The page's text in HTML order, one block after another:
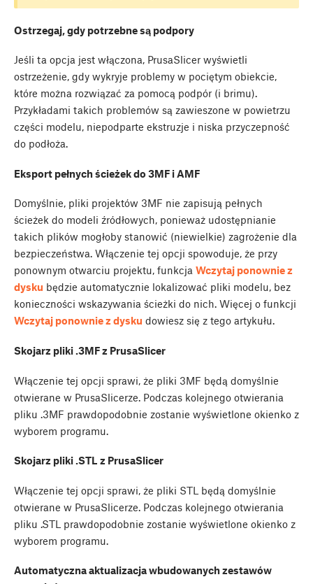
Ostrzegaj, gdy potrzebne są podpory
Jeśli ta opcja jest włączona, PrusaSlicer wyświetli
ostrzeżenie, gdy wykryje problemy w pociętym obiekcie,
które można rozwiązać za pomocą podpór (i brimu).
Przykładami takich problemów są zawieszone w powietrzu
części modelu, niepodparte ekstruzje i niska przyczepność
do podłoża.
Eksport pełnych ścieżek do 3MF i AMF
Domyślnie, pliki projektów 3MF nie zapisują pełnych
ścieżek do modeli źródłowych, ponieważ udostępnianie
takich plików mogłoby stanowić (niewielkie) zagrożenie dla
bezpieczeństwa. Włączenie tej opcji spowoduje, że przy
ponownym otwarciu projektu, funkcja Wczytaj ponownie z
dysku będzie automatycznie lokalizować pliki modelu, bez
konieczności wskazywania ścieżki do nich. Więcej o funkcji
Wczytaj ponownie z dysku dowiesz się z tego artykułu.
Skojarz pliki .3MF z PrusaSlicer
Włączenie tej opcji sprawi, że pliki 3MF będą domyślnie
otwierane w PrusaSlicerze. Podczas kolejnego otwierania
pliku .3MF prawdopodobnie zostanie wyświetlone okienko z
wyborem programu.
Skojarz pliki .STL z PrusaSlicer
Włączenie tej opcji sprawi, że pliki STL będą domyślnie
otwierane w PrusaSlicerze. Podczas kolejnego otwierania
pliku .STL prawdopodobnie zostanie wyświetlone okienko z
wyborem programu.
Automatyczna aktualizacja wbudowanych zestawów